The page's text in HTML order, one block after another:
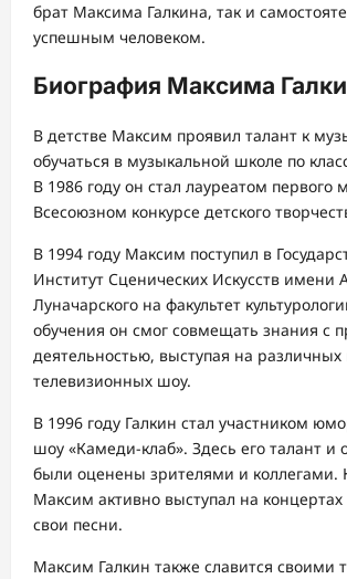
брат Максима Галкина, так и
успешным человеком.
Биография Максима
В детстве Максим проявил талант к
обучаться в музыкальной школе по
В 1986 году он стал лауреатом первого
Всесоюзном конкурсе детского
В 1994 году Максим поступил в
Институт Сценических Искусств имени
Луначарского на факультет
обучения он смог совмещать знания с
деятельностью, выступая на различных
телевизионных шоу.
В 1996 году Галкин стал участником
шоу «Камеди-клаб». Здесь его талант
были оценены зрителями и коллегами.
Максим активно выступал на
свои песни.
Максим Галкин также славится своими